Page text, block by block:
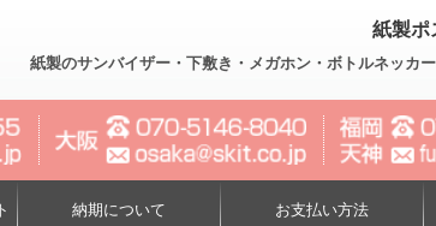
紙製
紙製のサンバイザー・下敷き・メガホン・ボトルネッ
納期について お支払い方法